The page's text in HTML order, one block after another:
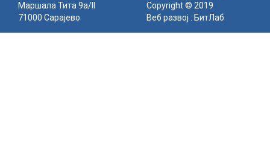
Маршала Тита 9а/II
71000 Сарајево
Copyright © 2019
Веб развој : БитЛаб